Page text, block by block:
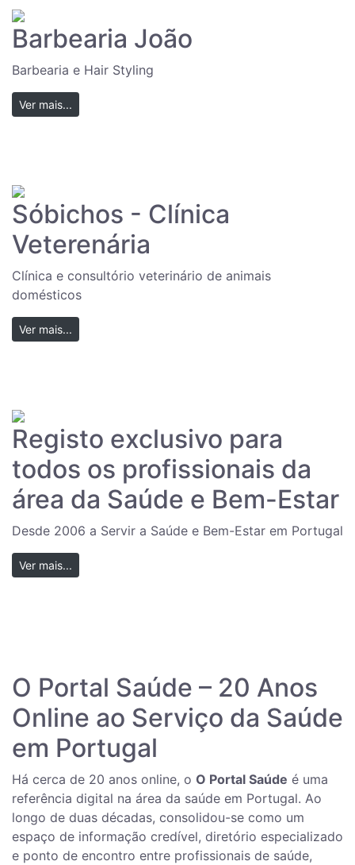
Barbearia João
Barbearia e Hair Styling
Ver mais...
Sóbichos - Clínica
Veterenária
Clínica e consultório veterinário de animais
domésticos
Ver mais...
Registo exclusivo para
todos os profissionais da
área da Saúde e Bem-Estar
Desde 2006 a Servir a Saúde e Bem-Estar em Portugal
Ver mais...
O Portal Saúde – 20 Anos
Online ao Serviço da Saúde
em Portugal
Há cerca de 20 anos online, o O Portal Saúde é uma
referência digital na área da saúde em Portugal. Ao
longo de duas décadas, consolidou-se como um
espaço de informação credível, diretório especializado
e ponto de encontro entre profissionais de saúde,